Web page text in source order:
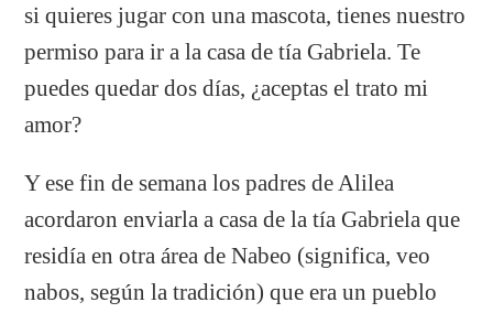
si quieres jugar con una mascota, tienes nuestro
permiso para ir a la casa de tía Gabriela. Te
puedes quedar dos días, ¿aceptas el trato mi
amor?
Y ese fin de semana los padres de Alilea
acordaron enviarla a casa de la tía Gabriela que
residía en otra área de Nabeo (significa, veo
nabos, según la tradición) que era un pueblo